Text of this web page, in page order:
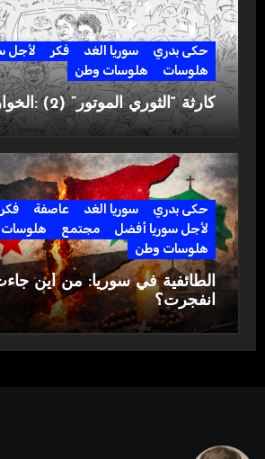
حكى بدري سوريا الغد فكر
لأجل
هلوسات
هلوسات وطن
كارثة “الثوري الموتور” (2) :الخوارج…
حكى بدري سوريا الغد عاصفة
فكر
لأجل سوريا أفضل
مجتمع
هلوسات
هلوسات وطن
الطائفية في سوريا: من أين
انفجرت؟